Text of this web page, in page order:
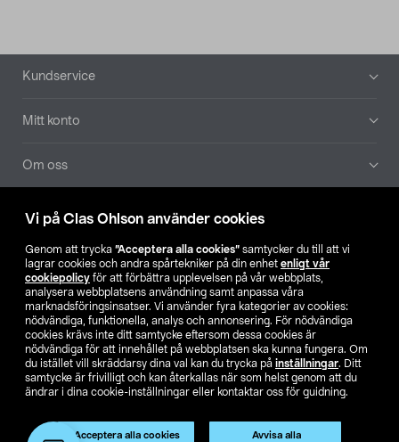
Vi på Clas Ohlson använder cookies
Genom att trycka ”Acceptera alla cookies” samtycker du till att vi
lagrar cookies och andra spårtekniker på din enhet enligt vår
cookiepolicy för att förbättra upplevelsen på vår webbplats,
analysera webbplatsens användning samt anpassa våra
marknadsföringsinsatser. Vi använder fyra kategorier av cookies:
nödvändiga, funktionella, analys och annonsering. För nödvändiga
cookies krävs inte ditt samtycke eftersom dessa cookies är
nödvändiga för att innehållet på webbplatsen ska kunna fungera. Om
du istället vill skräddarsy dina val kan du trycka på inställningar. Ditt
samtycke är frivilligt och kan återkallas när som helst genom att du
ändrar i dina cookie-inställningar eller kontaktar oss för guidning.
Acceptera alla cookies Avvisa alla
Sidfot
Kundservice
Mitt konto
Om oss
Aktuellt
Våra bolag
Hitta butik
SE NO FI